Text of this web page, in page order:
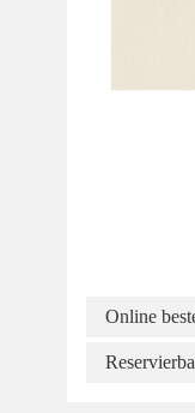
Online